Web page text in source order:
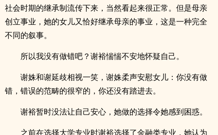
社会时期的继承制流传下来，当然看起来很正常。但是母亲
创立事业，她的女儿又恰好继承母亲的事业，这是一种完全
不同的叙事。
所以我没有做错吧？谢裕惴惴不安地怀疑自己。
谢姝和谢延歧相视一笑，谢姝柔声安慰女儿：你没有做
错，错误的范畴的很窄的，你还没有踏进去。
谢裕暂时没法让自己安心，她做的选择令她感到困惑。
之前在选择大学专业时谢裕选择了金融类专业，她认为